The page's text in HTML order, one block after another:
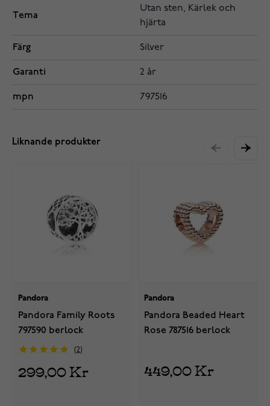
Tema
Utan sten, Kärlek och
hjärta
Färg Silver
Garanti 2 år
mpn 797516
Liknande produkter
Pandora
Pandora Family Roots
797590 berlock
2
299,00 Kr
Pandora
Pandora Beaded Heart
Rose 787516 berlock
449,00 Kr